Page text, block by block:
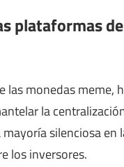
plataformas
las monedas meme,
la
silenciosa en
los inversores.